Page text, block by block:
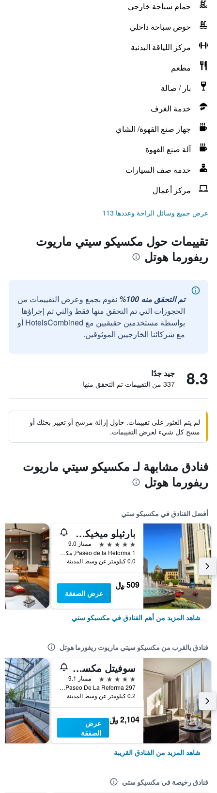
حمام سباحة خارجي
حوض سباحة داخلي
مركز اللياقة البدنية
مطعم
بار / صالة
خدمة الغرف
جهاز صنع القهوة/ الشاي
آلة صنع القهوة
خدمة صف السيارات
مركز أعمال
عرض جميع وسائل الراحة وعددها 113
تقييمات حول مكسيكو سيتي ماريوت
ريفورما هوتل
تم التحقق منه 100%
نقوم بجمع وعرض التقييمات من
الحجوزات التي تم التحقق منها فقط والتي تم إجراؤها
بواسطة مستخدمين حقيقيين مع HotelsCombined أو
مع شركائنا الخارجيين الموثوقين.
8.3 جيد جدًا
337 من التقييمات تم التحقق منها
لم يتم العثور على تقييمات. حاول إزالة مرشح أو تغيير بحثك أو
مسح كل شيء لعرض التقييمات.
فنادق مشابهة لـ مكسيكو سيتي ماريوت
ريفورما هوتل
أفضل الفنادق في مكسيكو ستي
بارثيلو ميخيكو ريفورما
5 نجوم
ممتاز 9.0
Paseo de la Reforma 1, مكسيكو ستي, ولاية مقاطعة مدينة مكسيكو الفيدرالية, المكسيك
0.0 كيلومتر عن وسط المدينة
509 ﷼
عرض الصفقة
شاهد المزيد من أهم الفنادق في مكسيكو ستي
فنادق بالقرب من مكسيكو سيتي ماريوت ريفورما هوتل
سوفيتل مكسيكو سيتي ريفورما
5 نجوم
ممتاز 9.1
297 Avenue Paseo De La Reforma, مكسيكو ستي, ولاية مقاطعة مدينة مكسيكو الفيدرالية, المكسيك
0.2 كيلومتر عن وسط المدينة
2,104 ﷼
عرض
الصفقة
شاهد المزيد من الفنادق القريبة
فنادق رخيصة في مكسيكو ستي